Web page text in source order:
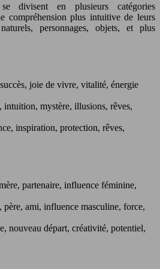
divisent en plusieurs catégories
compréhension plus intuitive de leurs
personnages, objets, et plus
joie de vivre, vitalité, énergie
intuition, mystère, illusions, rêves,
inspiration, protection, rêves,
partenaire, influence féminine,
père, ami, influence masculine, force,
nouveau départ, créativité, potentiel,